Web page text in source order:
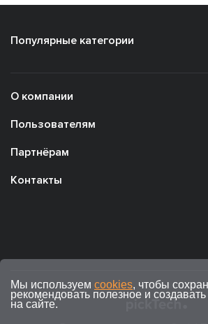
Популярные категории
О компании
Пользователям
Партнёрам
Контакты
Мы используем cookies, чтобы
рекомендовать полезное и создавать
на сайте.